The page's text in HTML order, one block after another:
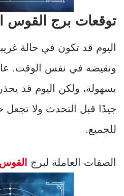
توقعات برج القوس
اليوم قد تكون في حالة
ونقيضه في نفس الوقت.
بسهولة، ولكن اليوم قد
جيدًا قبل التحدث ولا تجعل
للجميع.
الصفات العاملة لبرج القوس